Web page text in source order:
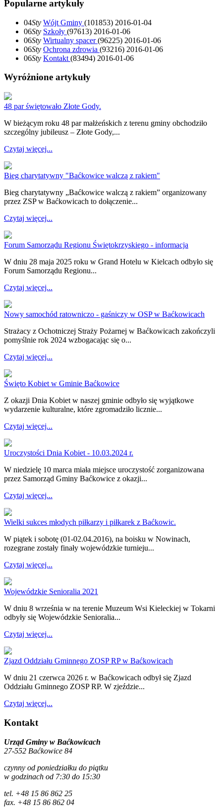
Popularne artykuły
04Sty Wójt Gminy (101853) 2016-01-04
06Sty Szkoły (97613) 2016-01-06
06Sty Wirtualny spacer(96225) 2016-01-06
06Sty Ochrona zdrowia (93216) 2016-01-06
06Sty Kontakt (83494) 2016-01-06
Wyróżnione artykuły
48 par świętowało Złote Gody.
W bieżącym roku 48 par małżeńskich z terenu gminy obchodziło
szczególny jubileusz – Złote Gody,...
Czytaj więcej...
Bieg charytatywny "Baćkowice walczą z rakiem"
Bieg charytatywny „Baćkowice walczą z rakiem” organizowany
przez ZSP w Baćkowicach to dołączenie...
Czytaj więcej...
Forum Samorządu Regionu Świętokrzyskiego - informacja
W dniu 28 maja 2025 roku w Grand Hotelu w Kielcach odbyło się
Forum Samorządu Regionu...
Czytaj więcej...
Nowy samochód ratowniczo - gaśniczy w OSP w Baćkowicach
Strażacy z Ochotniczej Straży Pożarnej w Baćkowicach zakończyli
pomyślnie rok 2024 wzbogacając się o...
Czytaj więcej...
Święto Kobiet w Gminie Baćkowice
Z okazji Dnia Kobiet w naszej gminie odbyło się wyjątkowe
wydarzenie kulturalne, które zgromadziło licznie...
Czytaj więcej...
Uroczystości Dnia Kobiet - 10.03.2024 r.
W niedzielę 10 marca miała miejsce uroczystość zorganizowana
przez Samorząd Gminy Baćkowice z okazji...
Czytaj więcej...
Wielki sukces młodych piłkarzy i piłkarek z Baćkowic.
W piątek i sobotę (01-02.04.2016), na boisku w Nowinach,
rozegrane zostały finały wojewódzkie turnieju...
Czytaj więcej...
Wojewódzkie Senioralia 2021
W dniu 8 września w na terenie Muzeum Wsi Kieleckiej w Tokarni
odbyły się Wojewódzkie Senioralia...
Czytaj więcej...
Zjazd Oddziału Gminnego ZOSP RP w Baćkowicach
W dniu 21 czerwca 2026 r. w Baćkowicach odbył się Zjazd
Oddziału Gminnego ZOSP RP. W zjeździe...
Czytaj więcej...
Kontakt
Urząd Gminy w Baćkowicach
27-552 Baćkowice 84
czynny od poniedziałku do piątku
w godzinach od 7:30 do 15:30
tel. +48 15 86 862 25
fax. +48 15 86 862 04